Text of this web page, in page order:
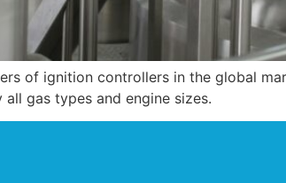
of ignition controllers in the global
gas types and engine sizes.